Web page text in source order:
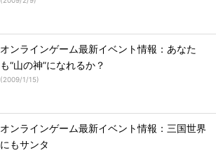
オンラインゲーム最新イベント情報：あなた
も“山の神”になれるか？
(2009/1/15)
オンラインゲーム最新イベント情報：三国世界
にもサンタ